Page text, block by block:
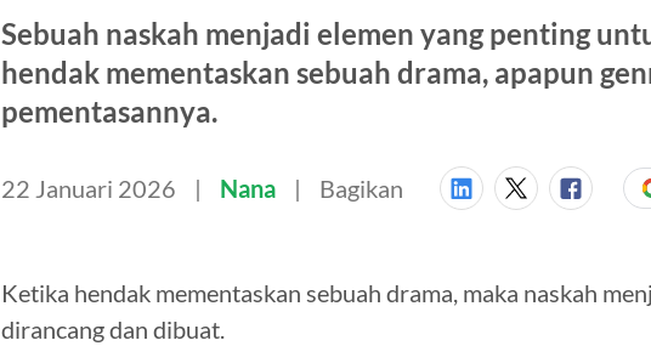
Sebuah naskah menjadi elemen yang penting
hendak mementaskan sebuah drama, apapun
pementasannya.
22 Januari 2026 Nana Bagikan
Ketika hendak mementaskan sebuah drama, maka naskah
dirancang dan dibuat.